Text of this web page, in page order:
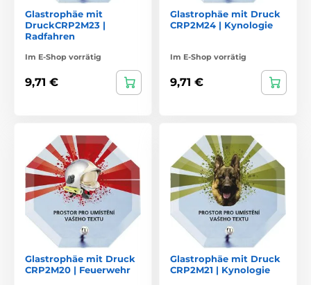
Glastrophäe mit
DruckCRP2M23 |
Radfahren
Im E-Shop vorrätig
9,71 €
Glastrophäe mit Druck
CRP2M24 | Kynologie
Im E-Shop vorrätig
9,71 €
Glastrophäe mit Druck
CRP2M20 | Feuerwehr
Glastrophäe mit Druck
CRP2M21 | Kynologie